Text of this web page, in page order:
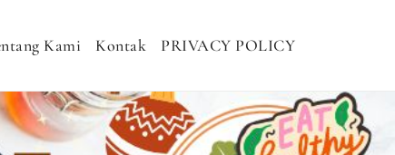
NASI KOTAK SEHAT, NASI
Kami Kontak PRIVACY POLICY